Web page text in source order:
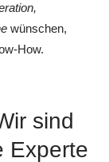
wünschen,
How.
sind
Experte